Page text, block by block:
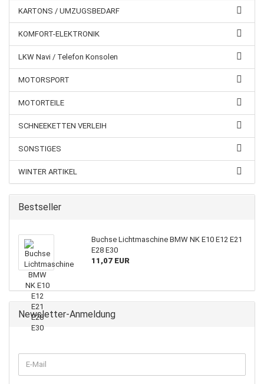
KARTONS / UMZUGSBEDARF
KOMFORT-ELEKTRONIK
LKW Navi / Telefon Konsolen
MOTORSPORT
MOTORTEILE
SCHNEEKETTEN VERLEIH
SONSTIGES
WINTER ARTIKEL
Bestseller
Buchse Lichtmaschine BMW NK E10 E12 E21
E28 E30
11,07 EUR
Newsletter-Anmeldung